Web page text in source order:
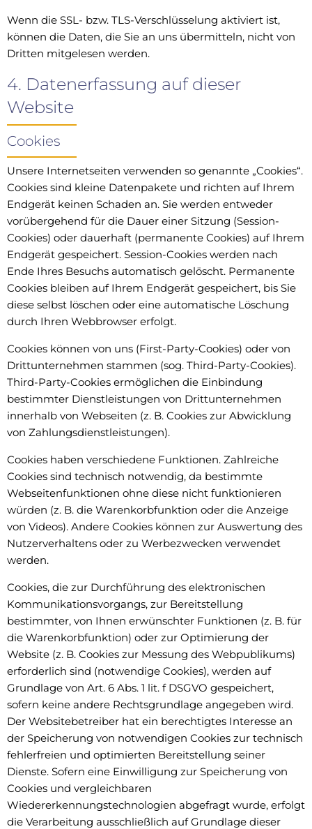
Wenn die SSL- bzw. TLS-Verschlüsselung aktiviert ist,
können die Daten, die Sie an uns übermitteln, nicht von
Dritten mitgelesen werden.
4. Datenerfassung auf dieser
Website
Cookies
Unsere Internetseiten verwenden so genannte „Cookies“.
Cookies sind kleine Datenpakete und richten auf Ihrem
Endgerät keinen Schaden an. Sie werden entweder
vorübergehend für die Dauer einer Sitzung (Session-
Cookies) oder dauerhaft (permanente Cookies) auf Ihrem
Endgerät gespeichert. Session-Cookies werden nach
Ende Ihres Besuchs automatisch gelöscht. Permanente
Cookies bleiben auf Ihrem Endgerät gespeichert, bis Sie
diese selbst löschen oder eine automatische Löschung
durch Ihren Webbrowser erfolgt.
Cookies können von uns (First-Party-Cookies) oder von
Drittunternehmen stammen (sog. Third-Party-Cookies).
Third-Party-Cookies ermöglichen die Einbindung
bestimmter Dienstleistungen von Drittunternehmen
innerhalb von Webseiten (z. B. Cookies zur Abwicklung
von Zahlungsdienstleistungen).
Cookies haben verschiedene Funktionen. Zahlreiche
Cookies sind technisch notwendig, da bestimmte
Webseitenfunktionen ohne diese nicht funktionieren
würden (z. B. die Warenkorbfunktion oder die Anzeige
von Videos). Andere Cookies können zur Auswertung des
Nutzerverhaltens oder zu Werbezwecken verwendet
werden.
Cookies, die zur Durchführung des elektronischen
Kommunikationsvorgangs, zur Bereitstellung
bestimmter, von Ihnen erwünschter Funktionen (z. B. für
die Warenkorbfunktion) oder zur Optimierung der
Website (z. B. Cookies zur Messung des Webpublikums)
erforderlich sind (notwendige Cookies), werden auf
Grundlage von Art. 6 Abs. 1 lit. f DSGVO gespeichert,
sofern keine andere Rechtsgrundlage angegeben wird.
Der Websitebetreiber hat ein berechtigtes Interesse an
der Speicherung von notwendigen Cookies zur technisch
fehlerfreien und optimierten Bereitstellung seiner
Dienste. Sofern eine Einwilligung zur Speicherung von
Cookies und vergleichbaren
Wiedererkennungstechnologien abgefragt wurde, erfolgt
die Verarbeitung ausschließlich auf Grundlage dieser